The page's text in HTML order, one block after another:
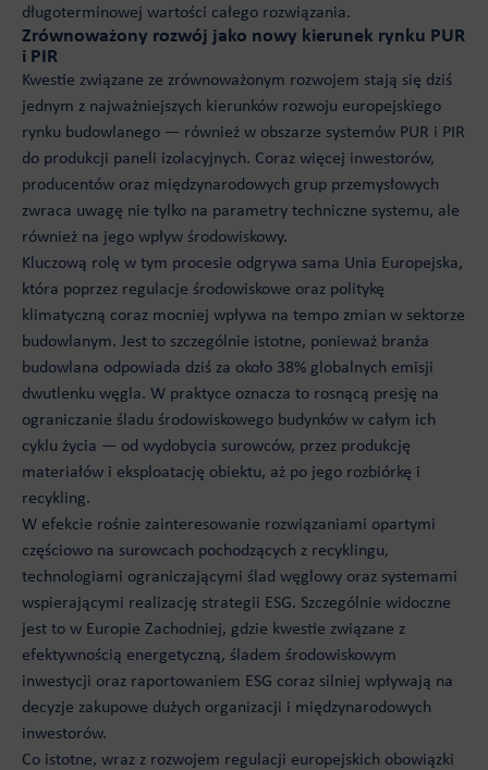
długoterminowej wartości całego rozwiązania.
Zrównoważony rozwój jako nowy kierunek rynku PUR
i PIR
Kwestie związane ze zrównoważonym rozwojem stają się dziś
jednym z najważniejszych kierunków rozwoju europejskiego
rynku budowlanego — również w obszarze systemów PUR i PIR
do produkcji paneli izolacyjnych. Coraz więcej inwestorów,
producentów oraz międzynarodowych grup przemysłowych
zwraca uwagę nie tylko na parametry techniczne systemu, ale
również na jego wpływ środowiskowy.
Kluczową rolę w tym procesie odgrywa sama Unia Europejska,
która poprzez regulacje środowiskowe oraz politykę
klimatyczną coraz mocniej wpływa na tempo zmian w sektorze
budowlanym. Jest to szczególnie istotne, ponieważ branża
budowlana odpowiada dziś za około 38% globalnych emisji
dwutlenku węgla. W praktyce oznacza to rosnącą presję na
ograniczanie śladu środowiskowego budynków w całym ich
cyklu życia — od wydobycia surowców, przez produkcję
materiałów i eksploatację obiektu, aż po jego rozbiórkę i
recykling.
W efekcie rośnie zainteresowanie rozwiązaniami opartymi
częściowo na surowcach pochodzących z recyklingu,
technologiami ograniczającymi ślad węglowy oraz systemami
wspierającymi realizację strategii ESG. Szczególnie widoczne
jest to w Europie Zachodniej, gdzie kwestie związane z
efektywnością energetyczną, śladem środowiskowym
inwestycji oraz raportowaniem ESG coraz silniej wpływają na
decyzje zakupowe dużych organizacji i międzynarodowych
inwestorów.
Co istotne, wraz z rozwojem regulacji europejskich obowiązki